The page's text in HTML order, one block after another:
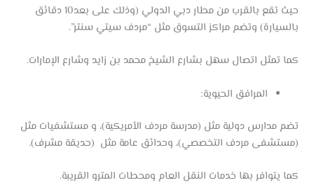
حيث تقع بالقرب من مطار دبي الدولي (وذلك على بعد10 دقائق
بالسيارة) وتضم مراكز التسوق مثل “مردف سيتي سنتر”.
كما تمثل اتصال سهل بشارع الشيخ محمد بن زايد وشارع الإمارات.
المرافق الحيوية:
تضم مدارس دولية مثل (مدرسة مردف الأمريكية)، و مستشفيات مثل
(مستشفى مردف التخصصي)، وحدائق عامة مثل (حديقة مشرف).
كما يتوافر بها خدمات النقل العام ومحطات المترو القريبة.